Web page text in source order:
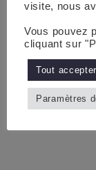
visite, nous
Vous pouvez
cliquant sur
Tout accepter
Paramètres